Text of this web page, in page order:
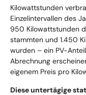
Kilowattstunden
Einzelintervallen des
950 Kilowattstunden
stammten und 1.450
wurden – ein PV-
Abrechnung
eigenem Preis pro
Diese untertägige